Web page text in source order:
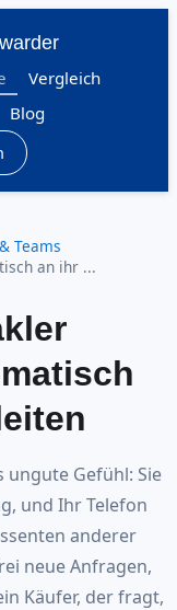
Vergleich
Blog
Teams
an ihr ...
ungute Gefühl: Sie
und Ihr Telefon
anderer
neue Anfragen,
Käufer, der fragt,